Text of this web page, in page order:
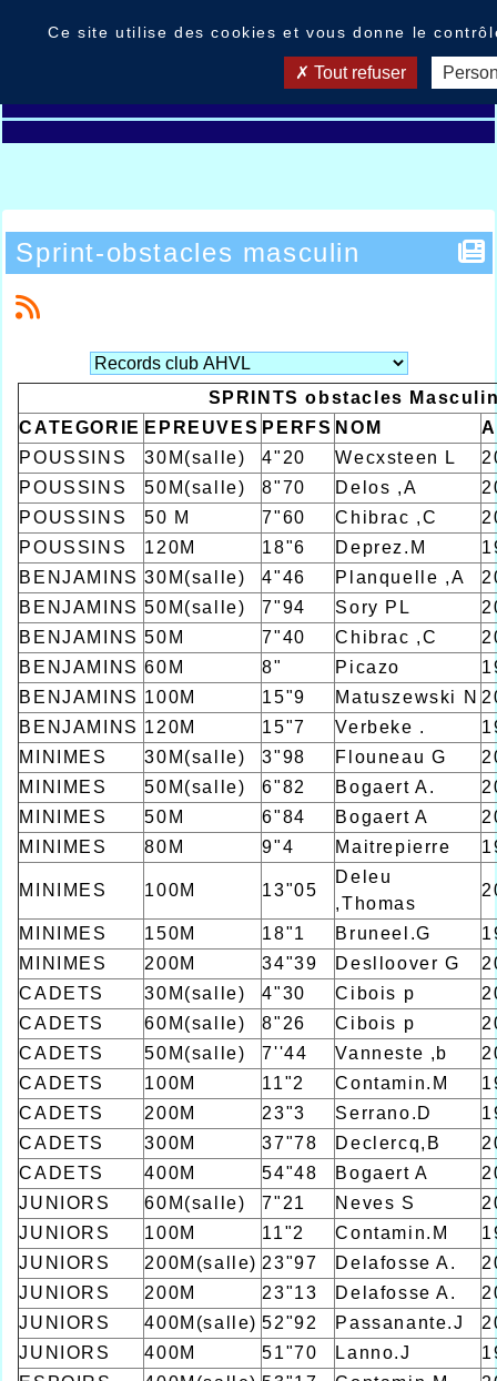
Sprint-obstacles masculin
SPRINTS obstacles
CATEGORIE EPREUVES PERFS NOM
POUSSINS
30M(salle) 4"20 Wecxsteen L
POUSSINS
50M(salle) 8"70 Delos ,A
POUSSINS
50 M 7"60 Chibrac ,C
POUSSINS
120M 18"6 Deprez.M
BENJAMINS 30M(salle) 4"46 Planquelle ,A
BENJAMINS 50M(salle) 7"94 Sory PL
BENJAMINS 50M 7"40 Chibrac ,C
BENJAMINS 60M 8" Picazo
BENJAMINS 100M 15"9 Matuszewski N
BENJAMINS 120M 15"7 Verbeke .
MINIMES
30M(salle) 3"98 Flouneau G
MINIMES
50M(salle) 6"82 Bogaert A.
MINIMES
50M 6"84 Bogaert A
MINIMES
80M 9"4 Maitrepierre
MINIMES 100M 13"05
Deleu
,Thomas
MINIMES 150M 18"1 Bruneel.G
MINIMES
200M 34"39 Deslloover G
CADETS
30M(salle) 4"30 Cibois p
CADETS
60M(salle) 8"26 Cibois p
CADETS
50M(salle) 7''44 Vanneste ,b
CADETS
100M 11"2 Contamin.M
CADETS
200M 23"3 Serrano.D
CADETS
300M 37"78 Declercq,B
CADETS
400M 54"48 Bogaert A
JUNIORS
60M(salle) 7"21 Neves S
JUNIORS
100M 11"2 Contamin.M
JUNIORS
200M(salle) 23"97 Delafosse A.
JUNIORS
200M 23"13 Delafosse A.
JUNIORS
400M(salle) 52"92 Passanante.J
JUNIORS
400M 51"70 Lanno.J
Ce site utilise des cookies et vous donne le
Tout refuser